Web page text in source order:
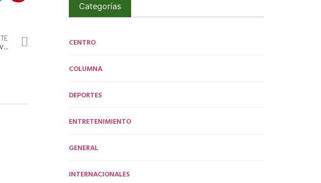
Participa el Rector Jesús Madueña Molina en la LXVII Sesión Ordinaria de la Asamblea General de la ANUIES, que contó con la presencia como invitado especial del Subsecretario de Educación Superior
Categorías
CENTRO
COLUMNA
DEPORTES
ENTRETENIMIENTO
GENERAL
INTERNACIONALES